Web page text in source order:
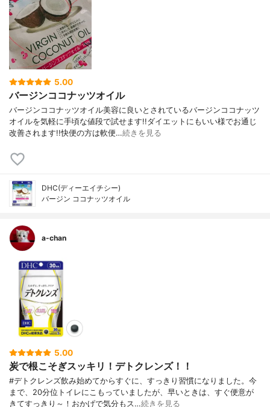
5.00
バージンココナッツオイル
バージンココナッツオイル美容に良いとされているバージンココナッツ
オイルを気軽に手頃な値段で試せます!!ダイエットにもいい様でお通じ
改善されます!!快便の方は軟便…続きを見る
DHC(ディーエイチシー)
バージン ココナッツオイル
a-chan
5.00
炭で根こそぎスッキリ！デトクレンズ！！
#デトクレンズ飲み始めてからすぐに、すっきり習慣になりました。今
まで、20分位トイレにこもっていましたが、早いときは、すぐ便意が
きてすっきり～！おかげで気分もス…続きを見る